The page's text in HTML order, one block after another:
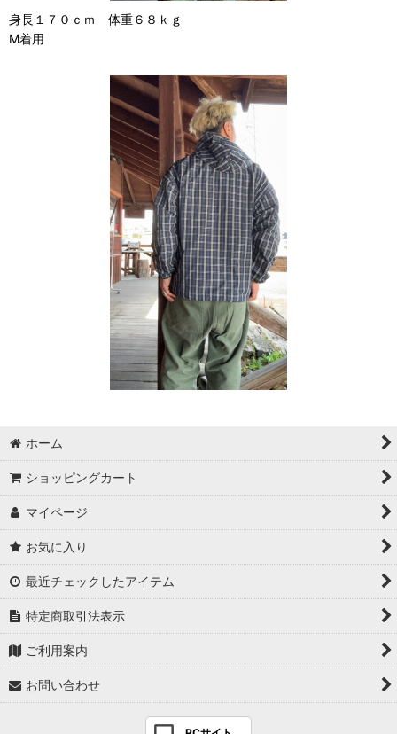
身長１７０ｃｍ 体重６８ｋｇ
M着用
ホーム
ショッピングカート
マイページ
お気に入り
最近チェックしたアイテム
特定商取引法表示
ご利用案内
お問い合わせ